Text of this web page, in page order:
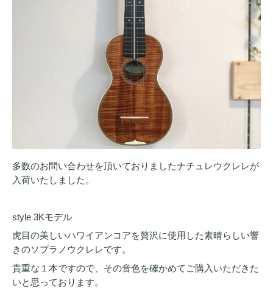
多数のお問い合わせを頂いておりましたナチュレウクレレが
入荷いたしました。
style 3Kモデル
虎目の美しいハワイアンコアを贅沢に使用した素晴らしい響
きのソプラノウクレレです。
貴重な１本ですので、その音色を確かめてご購入いただきた
いと思っております。